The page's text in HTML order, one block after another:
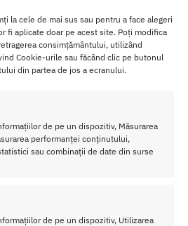
la cele de mai sus sau pentru a face alegeri
fi aplicate doar pe acest site. Poți modifica
consimțământului, utilizând
Cookie-urile sau făcând clic pe butonul
din partea de jos a ecranului.
de pe un dispozitiv, Măsurarea
performanței conținutului,
sau combinații de date din surse
de pe un dispozitiv, Utilizarea